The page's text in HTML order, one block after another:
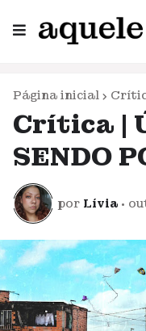
Página inicial
Crítica |
SENDO
por Lívia •